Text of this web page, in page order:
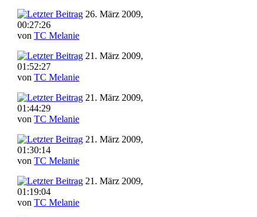
26. März 2009,
00:27:26
von TC Melanie
21. März 2009,
01:52:27
von TC Melanie
21. März 2009,
01:44:29
von TC Melanie
21. März 2009,
01:30:14
von TC Melanie
21. März 2009,
01:19:04
von TC Melanie